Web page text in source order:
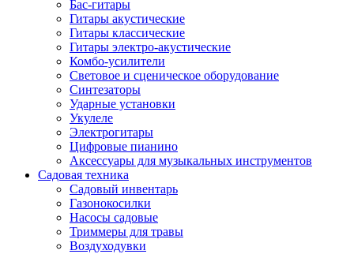
Бас-гитары
Гитары акустические
Гитары классические
Гитары электро-акустические
Комбо-усилители
Световое и сценическое оборудование
Синтезаторы
Ударные установки
Укулеле
Электрогитары
Цифровые пианино
Аксессуары для музыкальных инструментов
Садовая техника
Садовый инвентарь
Газонокосилки
Насосы садовые
Триммеры для травы
Воздуходувки